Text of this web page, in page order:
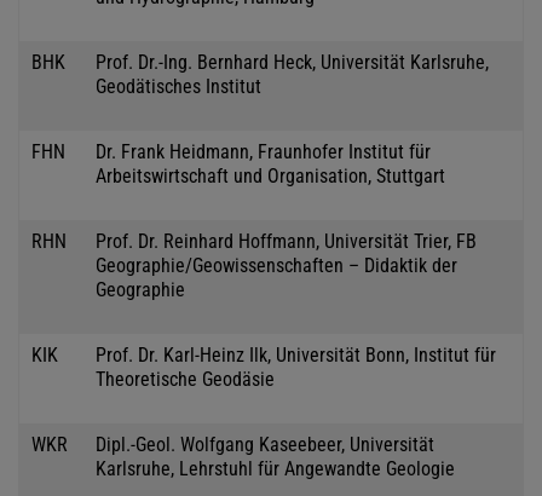
BHK
Prof. Dr.-Ing. Bernhard Heck, Universität Karlsruhe,
Geodätisches Institut
FHN
Dr. Frank Heidmann, Fraunhofer Institut für
Arbeitswirtschaft und Organisation, Stuttgart
RHN
Prof. Dr. Reinhard Hoffmann, Universität Trier, FB
Geographie/Geowissenschaften – Didaktik der
Geographie
KIK
Prof. Dr. Karl-Heinz Ilk, Universität Bonn, Institut für
Theoretische Geodäsie
WKR
Dipl.-Geol. Wolfgang Kaseebeer, Universität
Karlsruhe, Lehrstuhl für Angewandte Geologie